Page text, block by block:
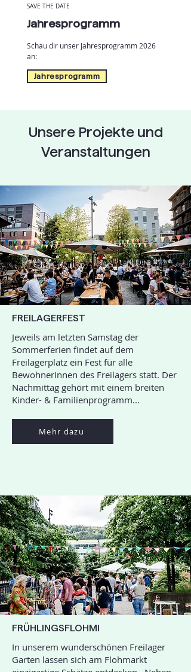
Jahresprogramm
SAVE THE DATE
Jahresprogramm
Schau dir unser Jahresprogramm 2026
an:
Unsere Projekte und
Veranstaltungen
FREILAGERFEST
Jeweils am letzten Samstag der
Sommerferien findet auf dem
Freilagerplatz ein Fest für alle
BewohnerInnen des Freilagers statt. Der
Nachmittag gehört mit einem breiten
Kinder- & Familienprogramm...
Mehr dazu
FRÜHLINGSFLOHMI
In unserem wunderschönen Freilager
Garten lassen sich am Flohmarkt